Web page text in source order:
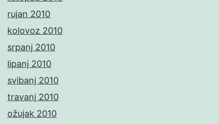
rujan 2010
kolovoz 2010
srpanj 2010
lipanj 2010
svibanj 2010
travanj 2010
ožujak 2010